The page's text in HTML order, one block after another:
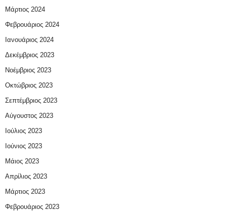
Μάρτιος 2024
Φεβρουάριος 2024
Ιανουάριος 2024
Δεκέμβριος 2023
Νοέμβριος 2023
Οκτώβριος 2023
Σεπτέμβριος 2023
Αύγουστος 2023
Ιούλιος 2023
Ιούνιος 2023
Μάιος 2023
Απρίλιος 2023
Μάρτιος 2023
Φεβρουάριος 2023